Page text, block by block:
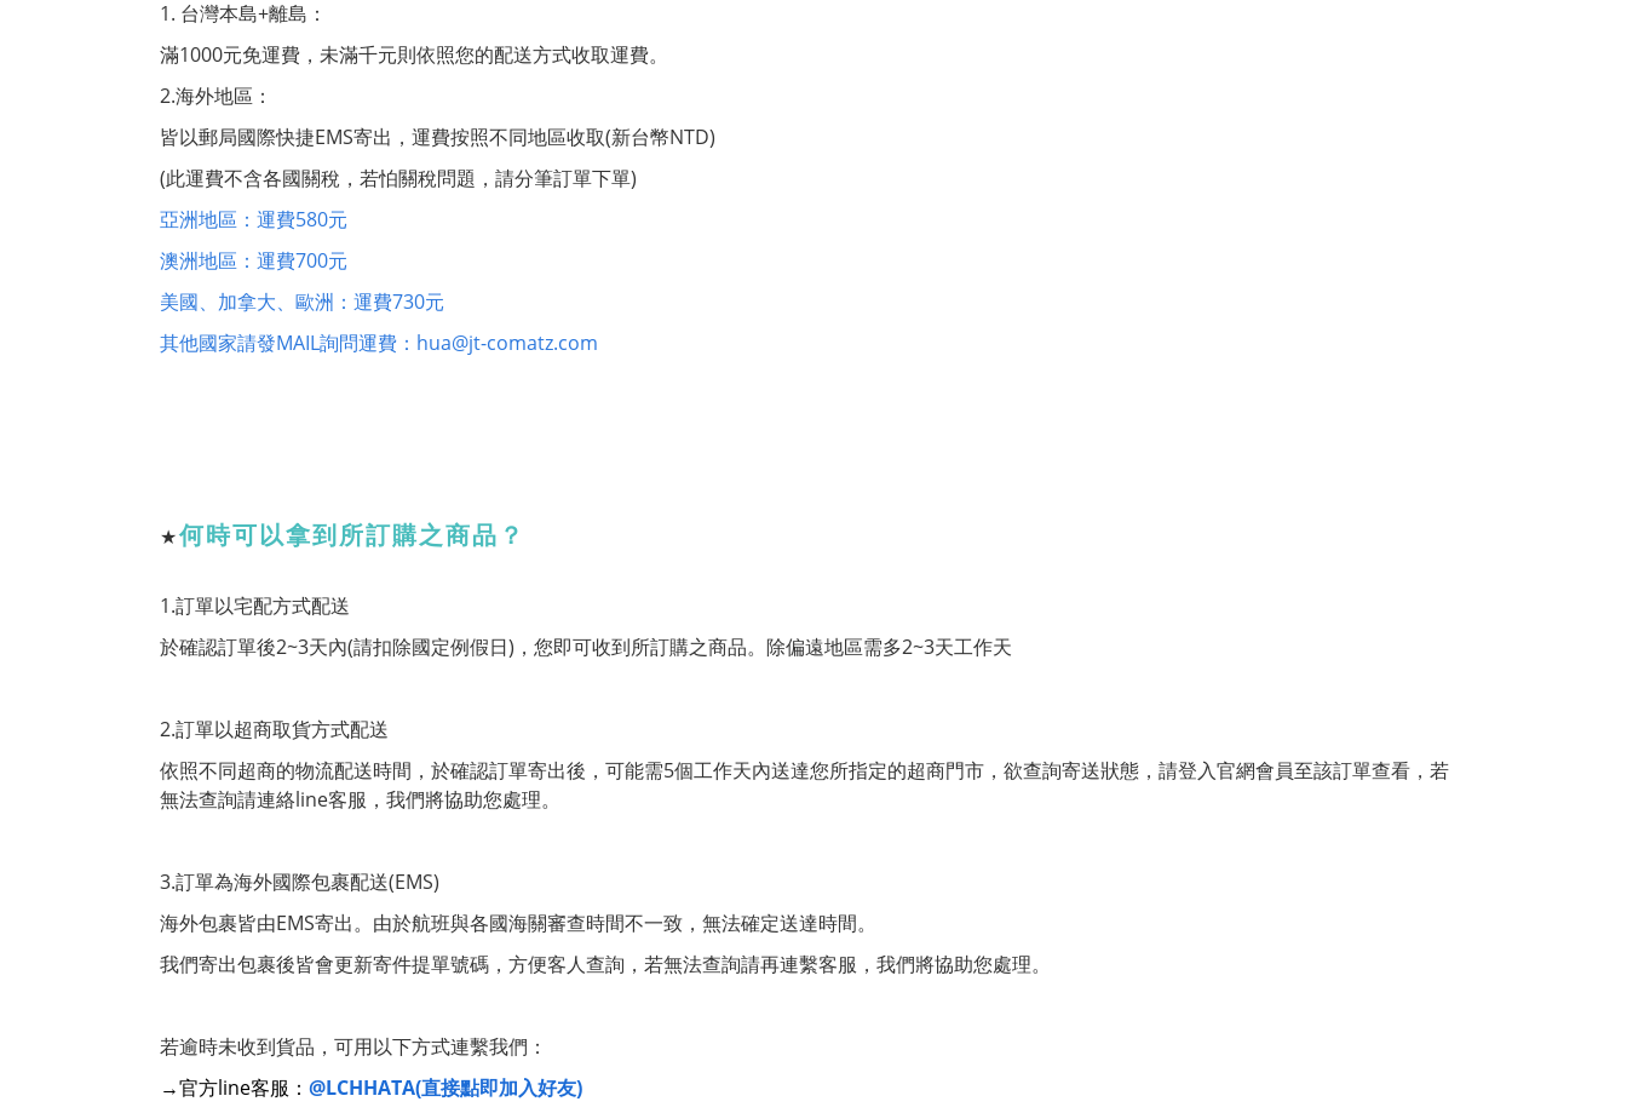
1. 台灣本島+離島：
滿1000元免運費，未滿千元則依照您的配送方式收取運費。
2.海外地區：
皆以郵局國際快捷EMS寄出，運費按照不同地區收取(新台幣NTD)
(此運費不含各國關稅，若怕關稅問題，請分筆訂單下單)
亞洲地區：運費580元
澳洲地區：運費700元
美國、加拿大、歐洲：運費730元
其他國家請發MAIL詢問運費：hua@jt-comatz.com
★何時可以拿到所訂購之商品？
1.訂單以宅配方式配送
於確認訂單後2~3天內(請扣除國定例假日)，您即可收到所訂購之商品。除偏遠地區需多2~3天工作天
2.訂單以超商取貨方式配送
依照不同超商的物流配送時間，於確認訂單寄出後，可能需5個工作天內送達您所指定的超商門市，欲查詢寄送狀態，請登入官網會員至該訂單查看，若
無法查詢請連絡line客服，我們將協助您處理。
3.訂單為海外國際包裹配送(EMS)
海外包裹皆由EMS寄出。由於航班與各國海關審查時間不一致，無法確定送達時間。
我們寄出包裹後皆會更新寄件提單號碼，方便客人查詢，若無法查詢請再連繫客服，我們將協助您處理。
若逾時未收到貨品，可用以下方式連繫我們：
→官方line客服： @LCHHATA(直接點即加入好友)